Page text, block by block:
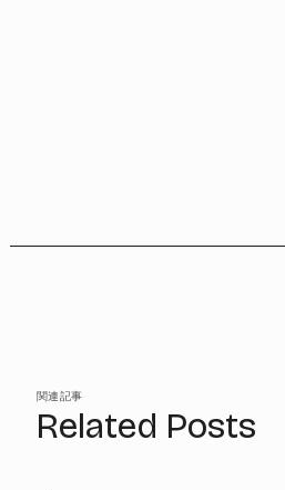
関連記事
Related Posts